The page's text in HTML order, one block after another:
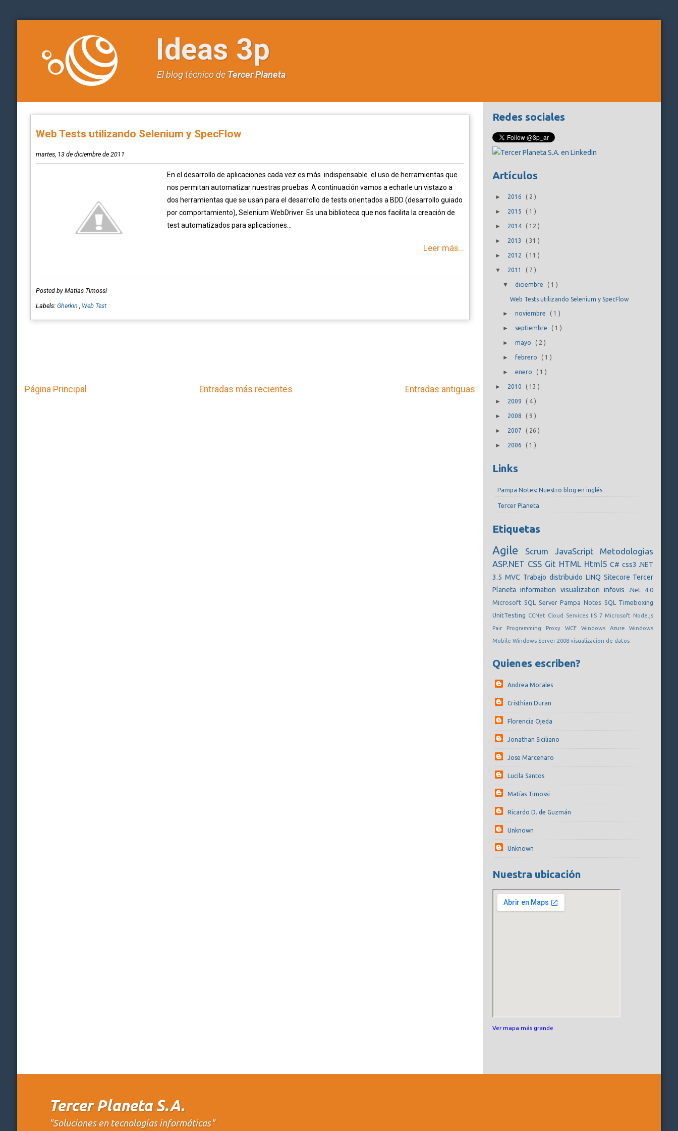
Ideas 3p
El blog técnico deTercer Planeta
Web Tests utilizando Selenium y SpecFlow
martes, 13 de diciembre de 2011
En el desarrollo de aplicaciones cada vez es más indispensable el uso de herramientas que
nos permitan automatizar nuestras pruebas. A continuación vamos a echarle un vistazo a
dos herramientas que se usan para el desarrollo de tests orientados a BDD (desarrollo guiado
por comportamiento), Selenium WebDriver: Es una biblioteca que nos facilita la creación de
test automatizados para aplicaciones...
Leer más...
Posted by Matías Timossi
Labels: Gherkin , Web Test
Entradas más recientes Entradas antiguas
Página Principal
Redes sociales
Artículos
► 2016 ( 2)
► 2015 ( 1)
► 2014 ( 12)
► 2013 (31)
► 2012 ( 11)
▼ 2011 ( 7)
▼ diciembre ( 1 )
Web Tests utilizando Selenium y SpecFlow
► noviembre ( 1 )
► septiembre ( 1 )
► mayo ( 2 )
► febrero ( 1 )
► enero ( 1 )
► 2010 ( 13)
► 2009 ( 4)
► 2008 ( 9)
► 2007 ( 26)
► 2006 ( 1)
Links
Pampa Notes: Nuestro blog en inglés
Tercer Planeta
Etiquetas
Agile Scrum JavaScript Metodologias
ASP.NET CSS Git HTML Html5 C# css3.NET
3.5MVC Trabajo distribuido LINQ Sitecore Tercer
Planetainformation visualization infovis
.Net 4.0
Microsoft SQL ServerPampa Notes SQL Timeboxing
UnitTesting CCNet Cloud Services IIS 7 Microsoft Node.js
Pair Programming Proxy WCF Windows AzureWindows
MobileWindows Server 2008visualizacion de datos
Quienes escriben?
Andrea Morales
Cristhian Duran
Florencia Ojeda
Jonathan Siciliano
Jose Marcenaro
Lucila Santos
Matías Timossi
Ricardo D. de Guzmán
Unknown
Unknown
Nuestra ubicación
Ver mapa más grande
Tercer Planeta S.A.
"Soluciones en tecnologías informáticas"